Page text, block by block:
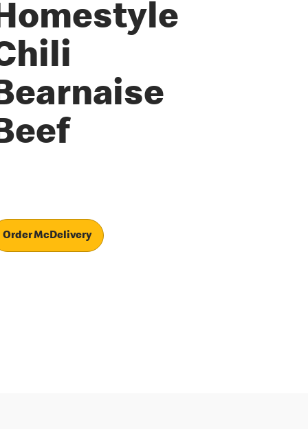
Order McDelivery